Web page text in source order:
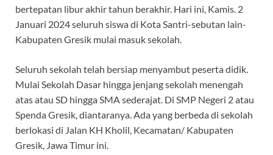
bertepatan libur akhir tahun berakhir. Hari ini, Kamis. 2
Januari 2024 seluruh siswa di Kota Santri-sebutan lain-
Kabupaten Gresik mulai masuk sekolah.
Seluruh sekolah telah bersiap menyambut peserta didik.
Mulai Sekolah Dasar hingga jenjang sekolah menengah
atas atau SD hingga SMA sederajat. Di SMP Negeri 2 atau
Spenda Gresik, diantaranya. Ada yang berbeda di sekolah
berlokasi di Jalan KH Kholil, Kecamatan/ Kabupaten
Gresik, Jawa Timur ini.